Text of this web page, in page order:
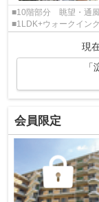
■10階部分 眺望・通風
■1LDK+ウォークイン
現
会員限定